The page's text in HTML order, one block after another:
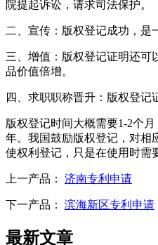
院提起诉讼，请求司法保护。
二、宣传：版权登记成功，是
三、增值：版权登记证明还可
品价值倍增。
四、求职职称晋升：版权登记
版权登记时间大概需要1-2个
年。我国鼓励版权登记，对相
使权利登记，只是在使用时需
上一产品： 济南专利申请
下一产品： 滨海新区专利申请
最新文章